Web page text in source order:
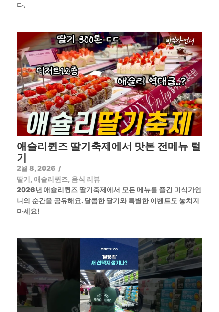
다.
애슐리퀸즈 딸기축제에서 맛본 전메뉴 털
기
2월 8, 2026 /
딸기, 애슐리퀸즈, 음식 리뷰
2026년 애슐리퀸즈 딸기축제에서 모든 메뉴를 즐긴 미식가언
니의 순간을 공유해요. 달콤한 딸기와 특별한 이벤트도 놓치지
마세요!